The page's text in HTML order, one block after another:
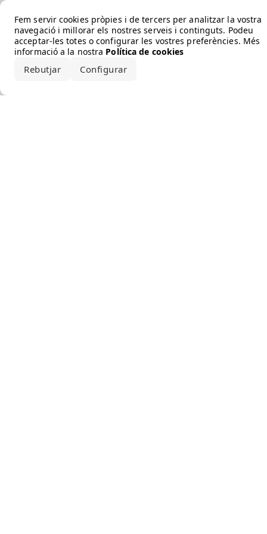
Fem servir cookies pròpies i de tercers per analitzar la vostra
navegació i millorar els nostres serveis i continguts. Podeu
acceptar-les totes o configurar les vostres preferències. Més
informació a la nostra Política de cookies
Rebutjar Configurar
Error loading the brand